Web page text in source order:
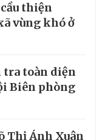
thiện
vùng khó ở
tra toàn diện
Biên phòng
Thị Ánh Xuân